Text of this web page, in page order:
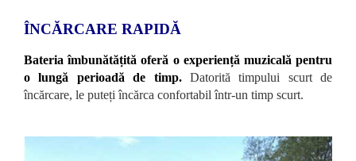
ÎNCĂRCARE RAPIDĂ
Bateria îmbunătățită oferă o experiență muzicală pentru
o lungă perioadă de timp.Datorită timpului scurt de
încărcare, le puteți încărca confortabil într-un timp scurt.